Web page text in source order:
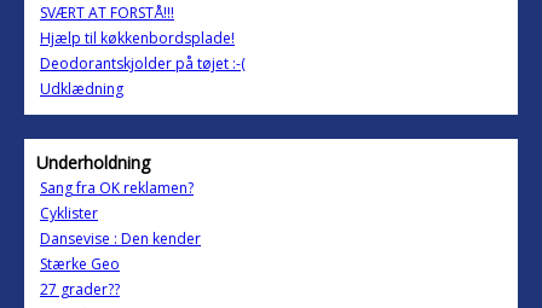
SVÆRT AT FORSTÅ!!!
Hjælp til køkkenbordsplade!
Deodorantskjolder på tøjet :-(
Udklædning
Underholdning
Sang fra OK reklamen?
Cyklister
Dansevise : Den kender
Stærke Geo
27 grader??